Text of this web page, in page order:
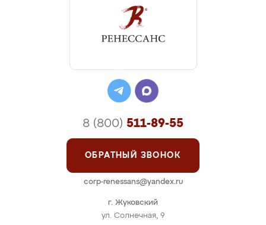
г. Жуковский
ул. Солнечная, 9
8 (800) 511-89-55
ОБРАТНЫЙ ЗВОНОК
corp-renessans@yandex.ru